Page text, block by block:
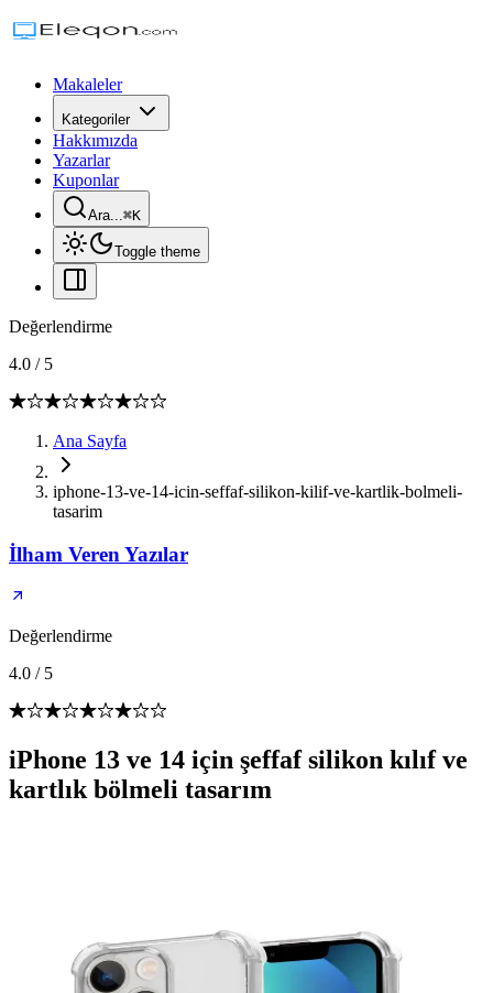
Makaleler
Kategoriler
Hakkımızda
Yazarlar
Kuponlar
Ara...⌘K
Toggle theme
Değerlendirme
4.0 / 5
Ana Sayfa
iphone-13-ve-14-icin-seffaf-silikon-kilif-ve-kartlik-bolmeli-
tasarim
İlham Veren Yazılar
Değerlendirme
4.0 / 5
iPhone 13 ve 14 için şeffaf silikon kılıf ve
kartlık bölmeli tasarım